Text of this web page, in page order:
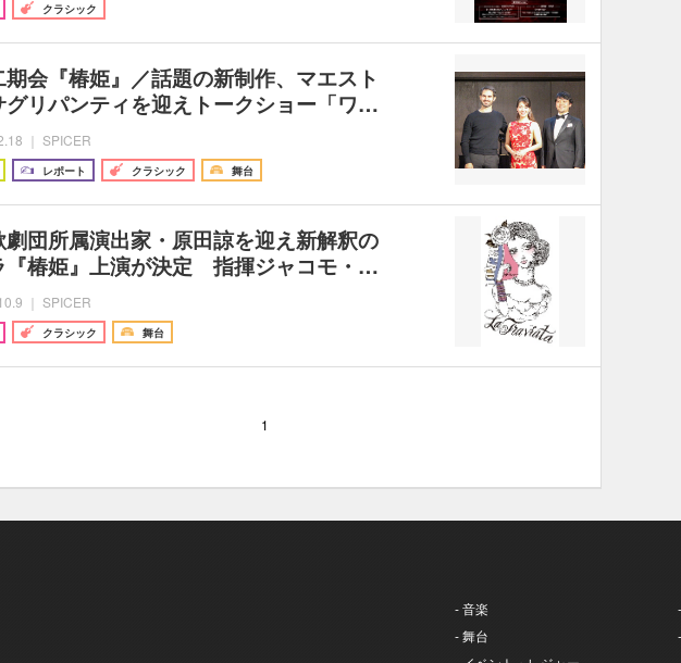
クラシック
会『椿姫』／話題の新制作、マエスト
グリパンティを迎えトークショー「ワ…
｜ SPICER
レポート クラシック 舞台
劇団所属演出家・原田諒を迎え新解釈の
『椿姫』上演が決定 指揮ジャコモ・…
｜ SPICER
クラシック 舞台
1
- 音楽
- 舞台